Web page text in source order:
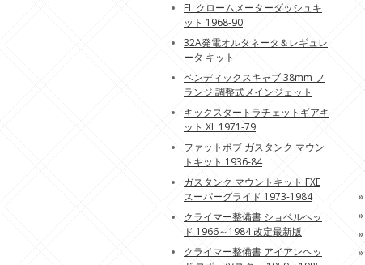
»
»
»
»
FL クロームメーターダッシュキ
ット 1968-90
32A発電オルタネータ＆レギュレ
ータ キット
ベンディックスキャブ 38mm フ
ランジ 調整式メインジェット
キックスタートラチェットギアキ
ット XL 1971-79
ファットボブ ガスタンク マウン
トキット 1936-84
ガスタンク マウントキット FXE
スーパーグライド 1973-1984
クライマー整備書 ショベルヘッ
ド 1966～1984 改定最新版
クライマー整備書 アイアンヘッ